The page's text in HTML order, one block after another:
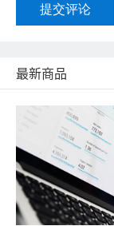
提交评论
最新商品